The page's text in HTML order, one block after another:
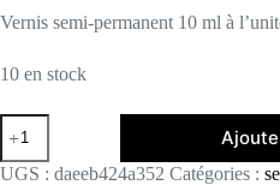
Vernis semi-permanent 10 ml à
10 en stock
quantité
de
B162
UGS : daeeb424a352 Catégories :